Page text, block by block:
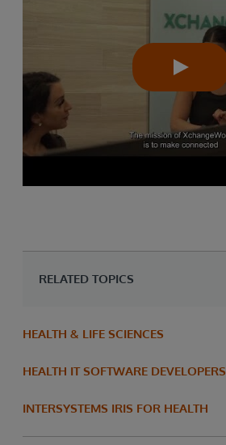
RELATED TOPICS
HEALTH & LIFE SCIENCES
HEALTH IT SOFTWARE DEVELOPERS
INTERSYSTEMS IRIS FOR HEALTH